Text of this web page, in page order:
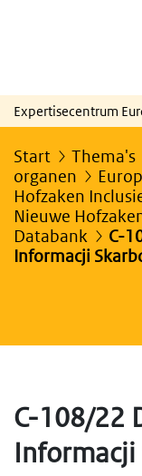
Expertisecentrum
Start Thema's
organen
Hofzaken
Nieuwe
Databank
C-
Informacji
C-108/22
Informacji